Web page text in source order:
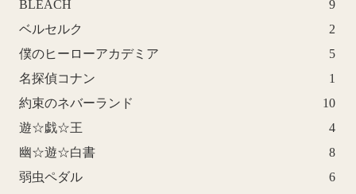
BLEACH
9
ベルセルク
2
僕のヒーローアカデミア
5
名探偵コナン
1
約束のネバーランド
10
遊☆戯☆王
4
幽☆遊☆白書
8
弱虫ペダル
6